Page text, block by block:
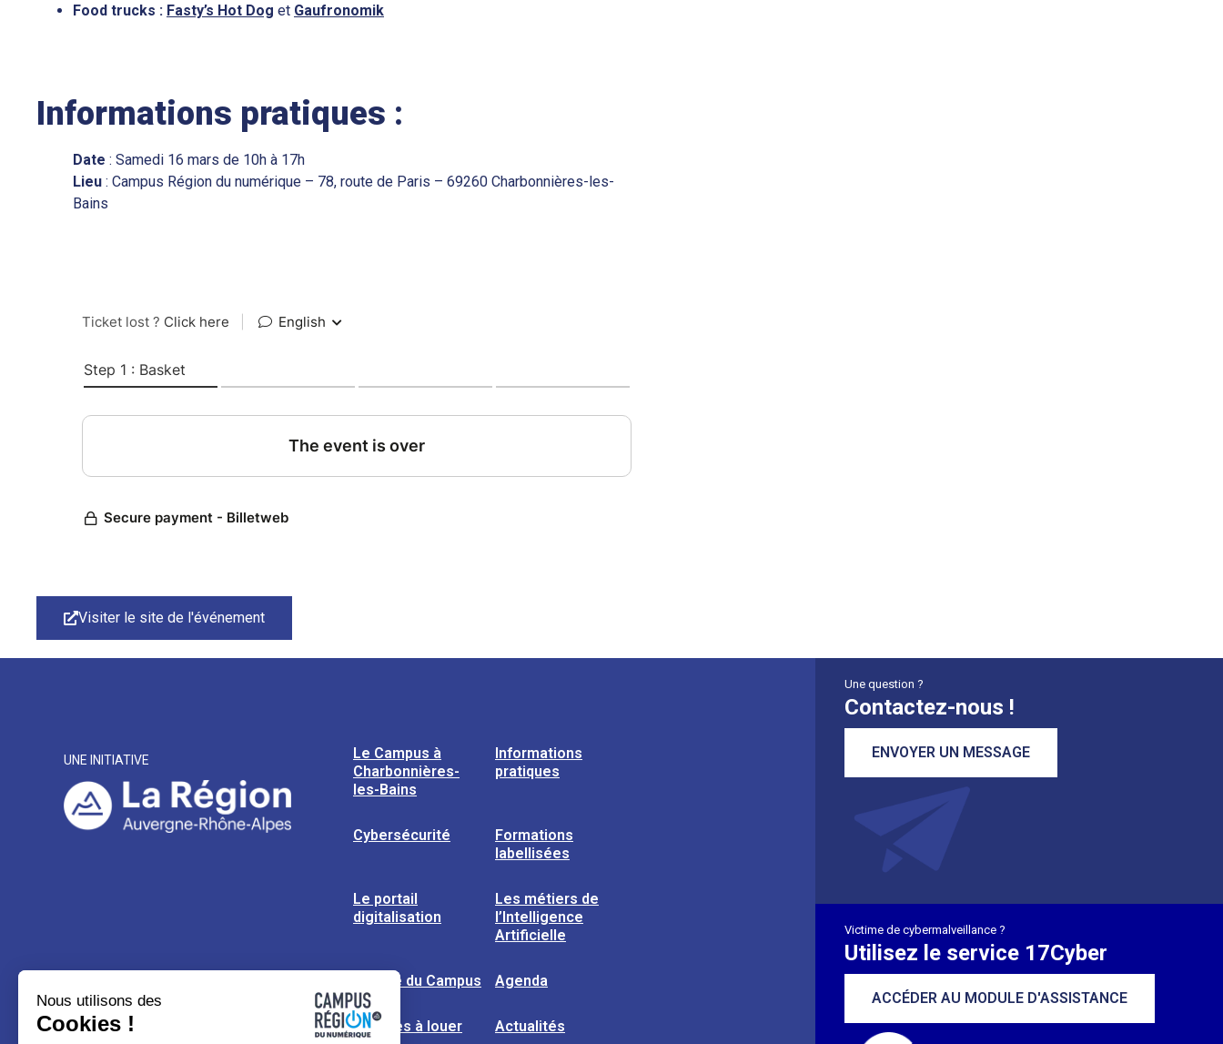
Food trucks : Fasty’s Hot Dog et Gaufronomik
Informations pratiques :
Date : Samedi 16 mars de 10h à 17h
Lieu : Campus Région du numérique – 78, route de Paris – 69260 Charbonnières-les-
Bains
Visiter le site de l'événement
UNE INITIATIVE
Le Campus à
Charbonnières-
les-Bains
Informations
pratiques
Cybersécurité
Formations
labellisées
Le portail
digitalisation
Les métiers de
l’Intelligence
Artificielle
L’usine du Campus Agenda
Espaces à louer Actualités
Une question ?
Contactez-nous !
ENVOYER UN MESSAGE
Victime de cybermalveillance ?
Utilisez le service 17Cyber
ACCÉDER AU MODULE D'ASSISTANCE
Nous utilisons des
Cookies !